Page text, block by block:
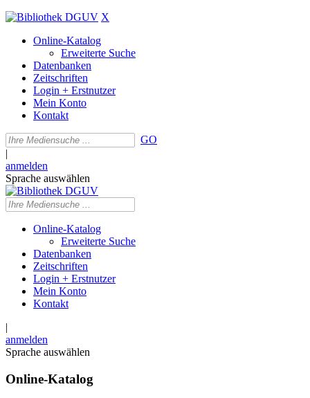
X
Online-Katalog
Erweiterte Suche
Datenbanken
Zeitschriften
Login + Erstnutzer
Mein Konto
Kontakt
GO
|
anmelden
Sprache auswählen
Online-Katalog
Erweiterte Suche
Datenbanken
Zeitschriften
Login + Erstnutzer
Mein Konto
Kontakt
|
anmelden
Sprache auswählen
Online-Katalog